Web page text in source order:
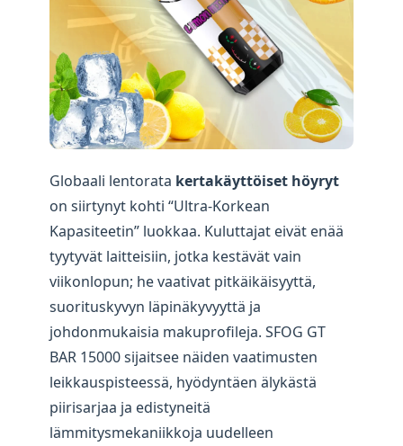
Globaali lentorata kertakäyttöiset höyryt
on siirtynyt kohti “Ultra-Korkean
Kapasiteetin” luokkaa. Kuluttajat eivät enää
tyytyvät laitteisiin, jotka kestävät vain
viikonlopun; he vaativat pitkäikäisyyttä,
suorituskyvyn läpinäkyvyyttä ja
johdonmukaisia makuprofileja. SFOG GT
BAR 15000 sijaitsee näiden vaatimusten
leikkauspisteessä, hyödyntäen älykästä
piirisarjaa ja edistyneitä
lämmitysmekaniikkoja uudelleen